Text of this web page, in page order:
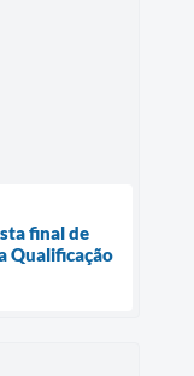
final de
Qualificação